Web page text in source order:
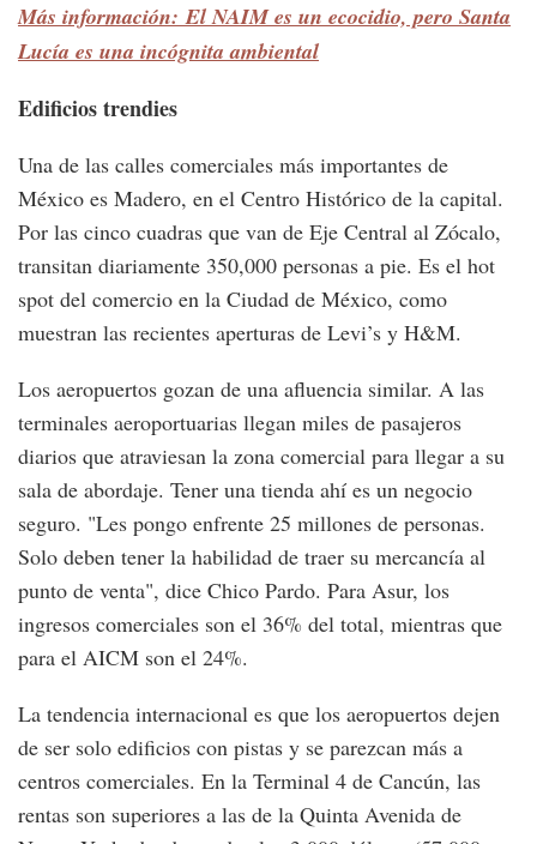
Más información: El NAIM es un ecocidio, pero Santa
Lucía es una incógnita ambiental
Edificios trendies
Una de las calles comerciales más importantes de
México es Madero, en el Centro Histórico de la capital.
Por las cinco cuadras que van de Eje Central al Zócalo,
transitan diariamente 350,000 personas a pie. Es el hot
spot del comercio en la Ciudad de México, como
muestran las recientes aperturas de Levi’s y H&M.
Los aeropuertos gozan de una afluencia similar. A las
terminales aeroportuarias llegan miles de pasajeros
diarios que atraviesan la zona comercial para llegar a su
sala de abordaje. Tener una tienda ahí es un negocio
seguro. "Les pongo enfrente 25 millones de personas.
Solo deben tener la habilidad de traer su mercancía al
punto de venta", dice Chico Pardo. Para Asur, los
ingresos comerciales son el 36% del total, mientras que
para el AICM son el 24%.
La tendencia internacional es que los aeropuertos dejen
de ser solo edificios con pistas y se parezcan más a
centros comerciales. En la Terminal 4 de Cancún, las
rentas son superiores a las de la Quinta Avenida de